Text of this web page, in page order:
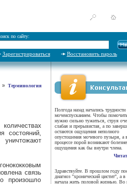
по сайту:
Зарегистрироваться Восстановить пароль
Терминология
состояний,
связь
произошло
Полгода назад начались трудности
мочеиспусканием. Чтобы
нужно сильно тужиться, струя
слабая и прерывистая, а по
остаются ощущения неполного
опустошения мочевого пузыря, а
процессе порой возникают
ощущения как бы внутри члена.
Здравствуйте. В прошлом году
диагноз "хронический цистит", а в
начала жить половой жизнью. Во